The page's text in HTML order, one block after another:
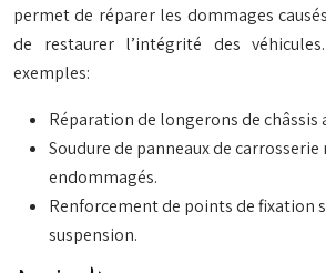
permet de réparer les dommages
de restaurer l’intégrité des
exemples:
Réparation de longerons de châssis
Soudure de panneaux de
endommagés.
Renforcement de points de fixation
suspension.